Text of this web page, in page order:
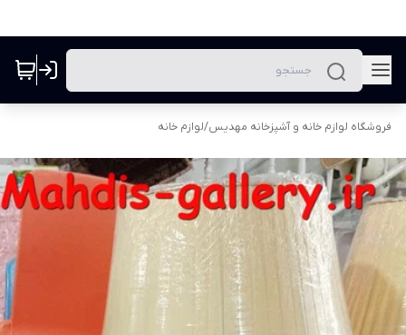
فروشگاه لوازم خانه و آشپزخانه مهدیس/لوازم خانه